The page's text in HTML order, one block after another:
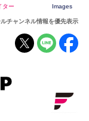
ター
Images
チャンネル情報を優先表示